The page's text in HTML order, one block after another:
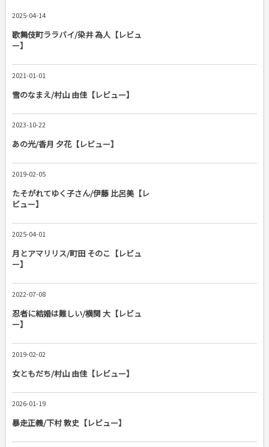
2025-04-14
歌舞伎町ララバイ/染井 為人【レビュ
ー】
2021-01-01
雪のなまえ/村山 由佳【レビュー】
2023-10-22
あの光/香月 夕花【レビュー】
2019-02-05
たそがれてゆく子さん/伊藤 比呂美【レ
ビュー】
2025-04-01
月とアマリリス/町田 そのこ【レビュ
ー】
2022-07-08
忍者に結婚は難しい/横関 大【レビュ
ー】
2019-02-02
女ともだち/村山 由佳【レビュー】
2026-01-19
暴走正義/下村 敦史【レビュー】